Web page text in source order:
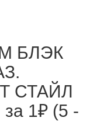
БЛЭК
СТАЙЛ
1₽ (5 -